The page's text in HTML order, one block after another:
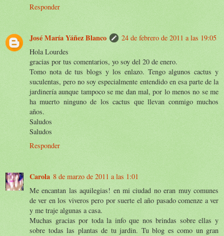
Responder
José María Yáñez Blanco
24 de febrero de 2011 a las 19:05
Hola Lourdes
gracias por tus comentarios, yo soy del 20 de enero.
Tomo nota de tus blogs y los enlazo. Tengo algunos cactus y
suculentas, pero no soy especialmente entendido en esa parte de la
jardinería aunque tampoco se me dan mal, por lo menos no se me
ha muerto ninguno de los cactus que llevan conmigo muchos
años.
Saludos
Saludos
Responder
Carola 8 de marzo de 2011 a las 1:01
Me encantan las aquilegias! en mi ciudad no eran muy comunes
de ver en los viveros pero por suerte el año pasado comenze a ver
y me traje algunas a casa.
Muchas gracias por toda la info que nos brindas sobre ellas y
sobre todas las plantas de tu jardin. Tu blog es como un gran